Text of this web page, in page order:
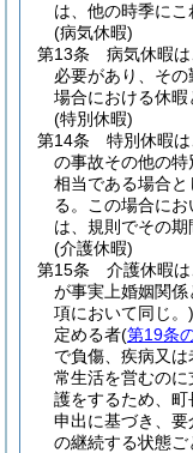
は、他の時季にこ
(病気休暇)
第13条
病気休暇
必要があり、そ
場合における休暇
(特別休暇)
第14条
特別休暇
の事故その他の
相当である場合
る。
この場合に
は、規則でその期
(介護休暇)
第15条
介護休暇
が事実上婚姻関
項において同じ。)
定める者(第19条
で負傷、疾病又
常生活を営むの
護をするため、
申出に基づき、
の継続する状態